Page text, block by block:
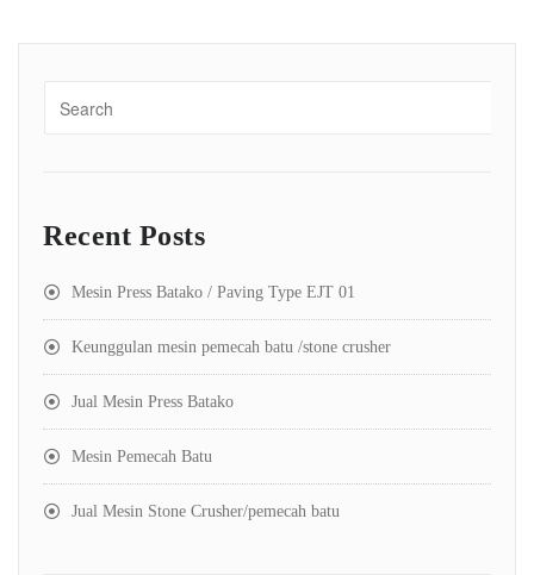
Recent Posts
Mesin Press Batako / Paving Type EJT 01
Keunggulan mesin pemecah batu /stone crusher
Jual Mesin Press Batako
Mesin Pemecah Batu
Jual Mesin Stone Crusher/pemecah batu